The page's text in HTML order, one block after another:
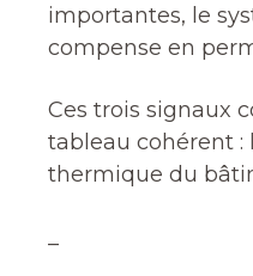
importantes, le
compense en
Ces trois signaux
tableau cohérent :
thermique du